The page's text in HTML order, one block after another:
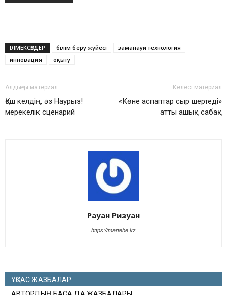
ІЛМЕКСӨЗДЕР білім беру жүйесі
заманауи технология
инновация
оқыту
Алдыңғы материал
Қош келдің, әз Наурыз!
мерекелік сценарий
Келесі материал
«Көне аспаптар сыр шертеді»
атты ашық сабақ
Рауан Ризуан
https://martebe.kz
ҰҚСАС ЖАЗБАЛАР